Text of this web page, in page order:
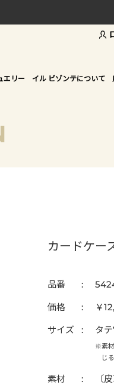
エリー イル ビゾンテについて
カードケー
品番
価格
￥
サイズ タ
※素
じ
素材
〔